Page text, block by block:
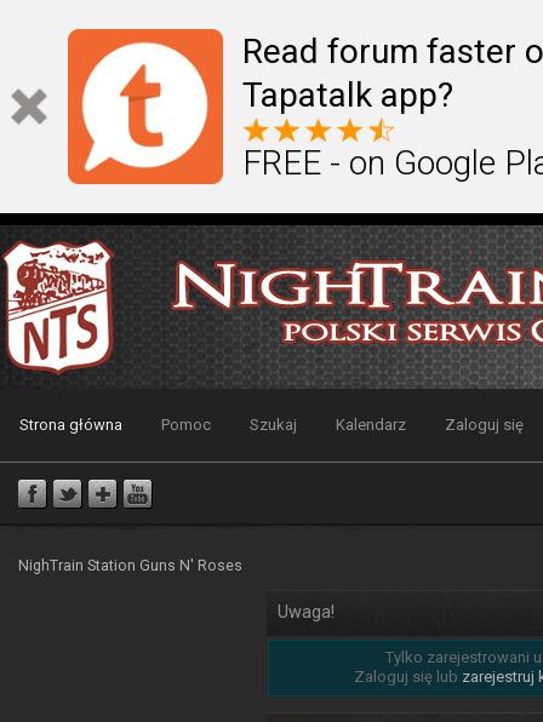
Read forum faster
Tapatalk app?
FREE - on Google
Strona główna Pomoc Szukaj Kalendarz Zaloguj się
NighTrain Station Guns N' Roses
Uwaga!
Tylko zarejestrowani
Zaloguj się lub zarejestruj